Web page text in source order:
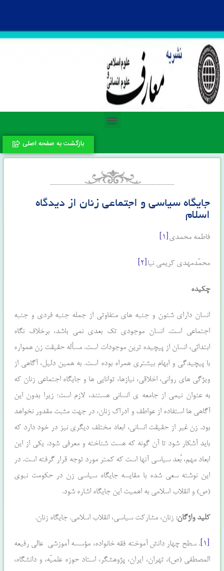
بازگشت به صفحه اصلی
جایگاه سیاسی و اجتماعی زنان از دیدگاه
اسلام
فاطمه محمدی[۱]
محمّدمهدی کریمی نیا[۲]
چکیده
انسان دارای شئون و جنبه های متفاوتی از جمله جنبه فردی و جنبه
اجتماعی است. انسان موجودی تک بعدی نمی باشد، برخلاف نگاه
ابتدائی، انسان از پیچیده ترین موجودات است. مسأله حقیقت زن همواره
با پیچیدگی و ابهام بیشتری همراه بوده است. به همین دلیل، آگاهی از
ویژگی های روانی، اخلاقی، نیازها، توانایی ها و جایگاه اجتماعی زنان که
به عنوان نیمی از جامعه ی انسانی هستند، لازم است؛ زیرا بدون این
آگاهی ها استفاده از عواطف و ادراک زنان، در جهت مثبت مقدور نخواهد
بود. زن غیر از حقیقت انسانی، ابعاد مختلف دیگری نیز در خود دارد که
باید آشکار شود تا آن گونه که هست شناخته و معرفی شود. یکی از این
ابعاد مهم، بُعد سیاسی آنها است که کمتر مورد توجه قرار گرفته است. در
این نوشته سعی شده با مقایسه جایگاه سیاسی زن در حکومت نبوی
(ص) و انقلاب اسلامی به اهمیت این جایگاه اشاره شود.
کلید واژگان: زنان، مشارکت سیاسی، انقلاب اسلامی. جایگاه زنان.
[۱]
. سطح چهار دانش آموخته فقه خانواده، مؤسسه آموزشی عالی رفیعه
المصطفی (ص)، تهران، ایران، پژوهشگر، استاد حوزه علمیّه، و دانشگاه،